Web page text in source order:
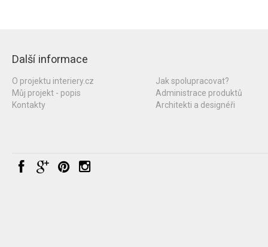
Další informace
O projektu interiery.cz
Můj projekt - popis
Kontakty
Jak spolupracovat?
Administrace produktů
Architekti a designéři